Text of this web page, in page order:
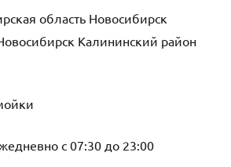
область Новосибирск
Калининский район
с 07:30 до 23:00